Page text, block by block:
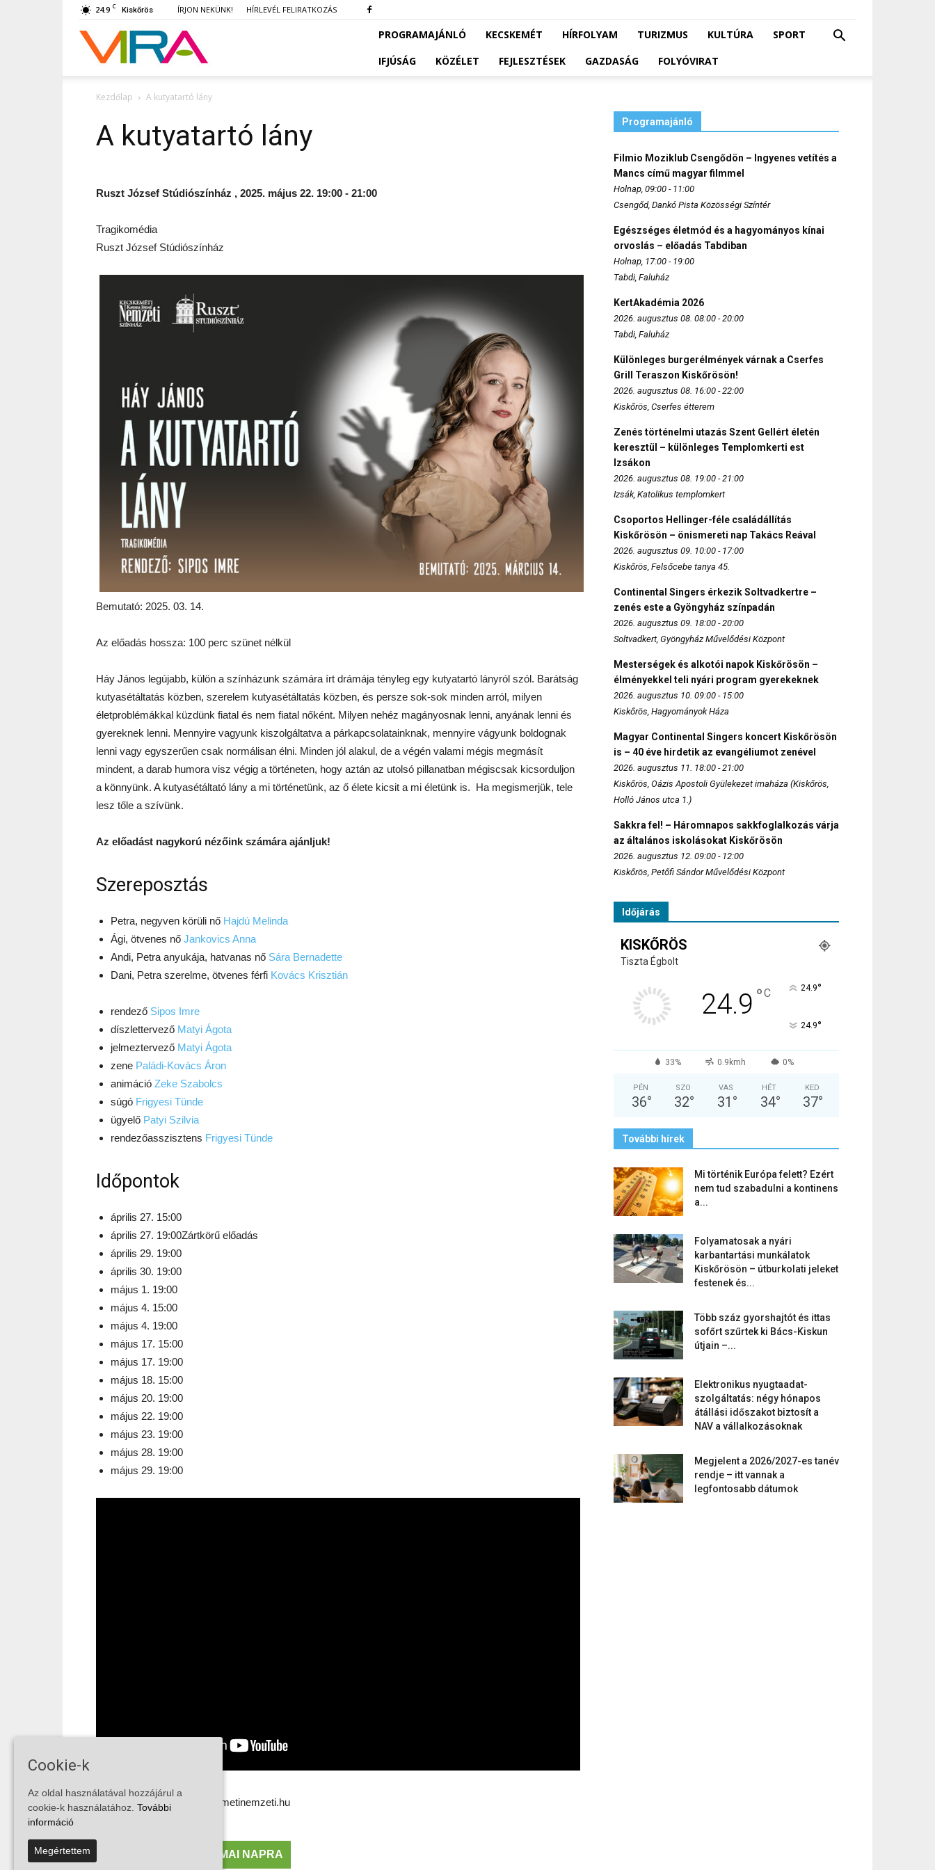
24.9 C Kiskőrös ÍRJON NEKÜNK! HÍRLEVÉL FELIRATKOZÁS
VIRA PROGRAMAJÁNLÓ KECSKEMÉT HÍRFOLYAM TURIZMUS KULTÚRA
SPORT
IFJÚSÁG
KÖZÉLET FEJLESZTÉSEK GAZDASÁG FOLYÓVIRAT
Kezdőlap A kutyatartó lány
A kutyatartó lány
Ruszt József Stúdiószínház , 2025. május 22. 19:00 - 21:00
Tragikomédia
Ruszt József Stúdiószínház
Bemutató: 2025. 03. 14.
Az előadás hossza: 100 perc szünet nélkül
Háy János legújabb, külön a színházunk számára írt drámája tényleg egy kutyatartó lányról szól. Barátság
kutyasétáltatás közben, szerelem kutyasétáltatás közben, és persze sok-sok minden arról, milyen
életproblémákkal küzdünk fiatal és nem fiatal nőként. Milyen nehéz magányosnak lenni, anyának lenni és
gyereknek lenni. Mennyire vagyunk kiszolgáltatva a párkapcsolatainknak, mennyire vágyunk boldognak
lenni vagy egyszerűen csak normálisan élni. Minden jól alakul, de a végén valami mégis megmásít
mindent, a darab humora visz végig a történeten, hogy aztán az utolsó pillanatban mégiscsak kicsorduljon
a könnyünk. A kutyasétáltató lány a mi történetünk, az ő élete kicsit a mi életünk is. Ha megismerjük, tele
lesz tőle a szívünk.
Az előadást nagykorú nézőink számára ajánljuk!
Szereposztás
Petra, negyven körüli nő Hajdú Melinda
Ági, ötvenes nő Jankovics Anna
Andi, Petra anyukája, hatvanas nő Sára Bernadette
Dani, Petra szerelme, ötvenes férfi Kovács Krisztián
rendező Sipos Imre
díszlettervező Matyi Ágota
jelmeztervező Matyi Ágota
zene Paládi-Kovács Áron
animáció Zeke Szabolcs
súgó Frigyesi Tünde
ügyelő Patyi Szilvia
rendezőasszisztens Frigyesi Tünde
Időpontok
április 27. 15:00
április 27. 19:00Zártkörű előadás
április 29. 19:00
április 30. 19:00
május 1. 19:00
május 4. 15:00
május 4. 19:00
május 17. 15:00
május 17. 19:00
május 18. 15:00
május 20. 19:00
május 22. 19:00
május 23. 19:00
május 28. 19:00
május 29. 19:00
Forrás: https://www.kecskemetinemzeti.hu
MENÜAJÁNLATOK A MAI NAPRA
Programajánló
Filmio Moziklub Csengődön – Ingyenes vetítés a
Mancs című magyar filmmel
Holnap, 09:00 - 11:00
Csengőd, Dankó Pista Közösségi Színtér
Egészséges életmód és a hagyományos kínai
orvoslás – előadás Tabdiban
Holnap, 17:00 - 19:00
Tabdi, Faluház
KertAkadémia 2026
2026. augusztus 08. 08:00 - 20:00
Tabdi, Faluház
Különleges burgerélmények várnak a Cserfes
Grill Teraszon Kiskőrösön!
2026. augusztus 08. 16:00 - 22:00
Kiskőrös, Cserfes étterem
Zenés történelmi utazás Szent Gellért életén
keresztül – különleges Templomkerti est
Izsákon
2026. augusztus 08. 19:00 - 21:00
Izsák, Katolikus templomkert
Csoportos Hellinger-féle családállítás
Kiskőrösön – önismereti nap Takács Reával
2026. augusztus 09. 10:00 - 17:00
Kiskőrös, Felsőcebe tanya 45.
Continental Singers érkezik Soltvadkertre –
zenés este a Gyöngyház színpadán
2026. augusztus 09. 18:00 - 20:00
Soltvadkert, Gyöngyház Művelődési Központ
Mesterségek és alkotói napok Kiskőrösön –
élményekkel teli nyári program gyerekeknek
2026. augusztus 10. 09:00 - 15:00
Kiskőrös, Hagyományok Háza
Magyar Continental Singers koncert Kiskőrösön
is – 40 éve hirdetik az evangéliumot zenével
2026. augusztus 11. 18:00 - 21:00
Kiskőrös, Oázis Apostoli Gyülekezet imaháza (Kiskőrös,
Holló János utca 1.)
Sakkra fel! – Háromnapos sakkfoglalkozás várja
az általános iskolásokat Kiskőrösön
2026. augusztus 12. 09:00 - 12:00
Kiskőrös, Petőfi Sándor Művelődési Központ
Időjárás
KISKŐRÖS
Tiszta Égbolt
24.9 °C 24.9°
24.9°
33% 0.9kmh 0%
PÉN
36°
SZO
32°
VAS
31 °
HÉT
34°
KED
37°
További hírek
Mi történik Európa felett? Ezért
nem tud szabadulni a kontinens
a...
Folyamatosak a nyári
karbantartási munkálatok
Kiskőrösön – útburkolati jeleket
festenek és...
Több száz gyorshajtót és ittas
sofőrt szűrtek ki Bács-Kiskun
útjain –...
Elektronikus nyugtaadat-
szolgáltatás: négy hónapos
átállási időszakot biztosít a
NAV a vállalkozásoknak
Megjelent a 2026/2027-es tanév
rendje – itt vannak a
legfontosabb dátumok
Cookie-k
Az oldal használatával hozzájárul a
cookie-k használatához. További
információ
Megértettem